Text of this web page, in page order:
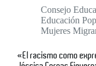
Consejo
Educación
Mujeres
«El racismo como